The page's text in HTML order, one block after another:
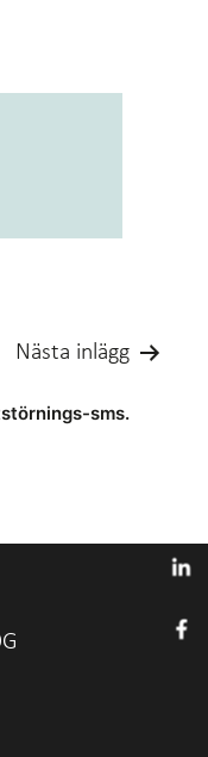
Nästa inlägg
sms.